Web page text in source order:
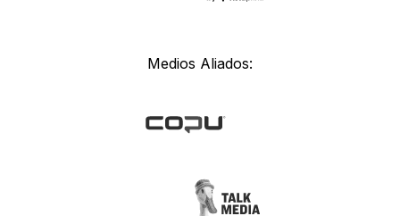
Medios Aliados: